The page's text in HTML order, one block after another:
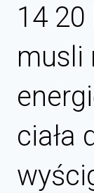
14
musli
ciała